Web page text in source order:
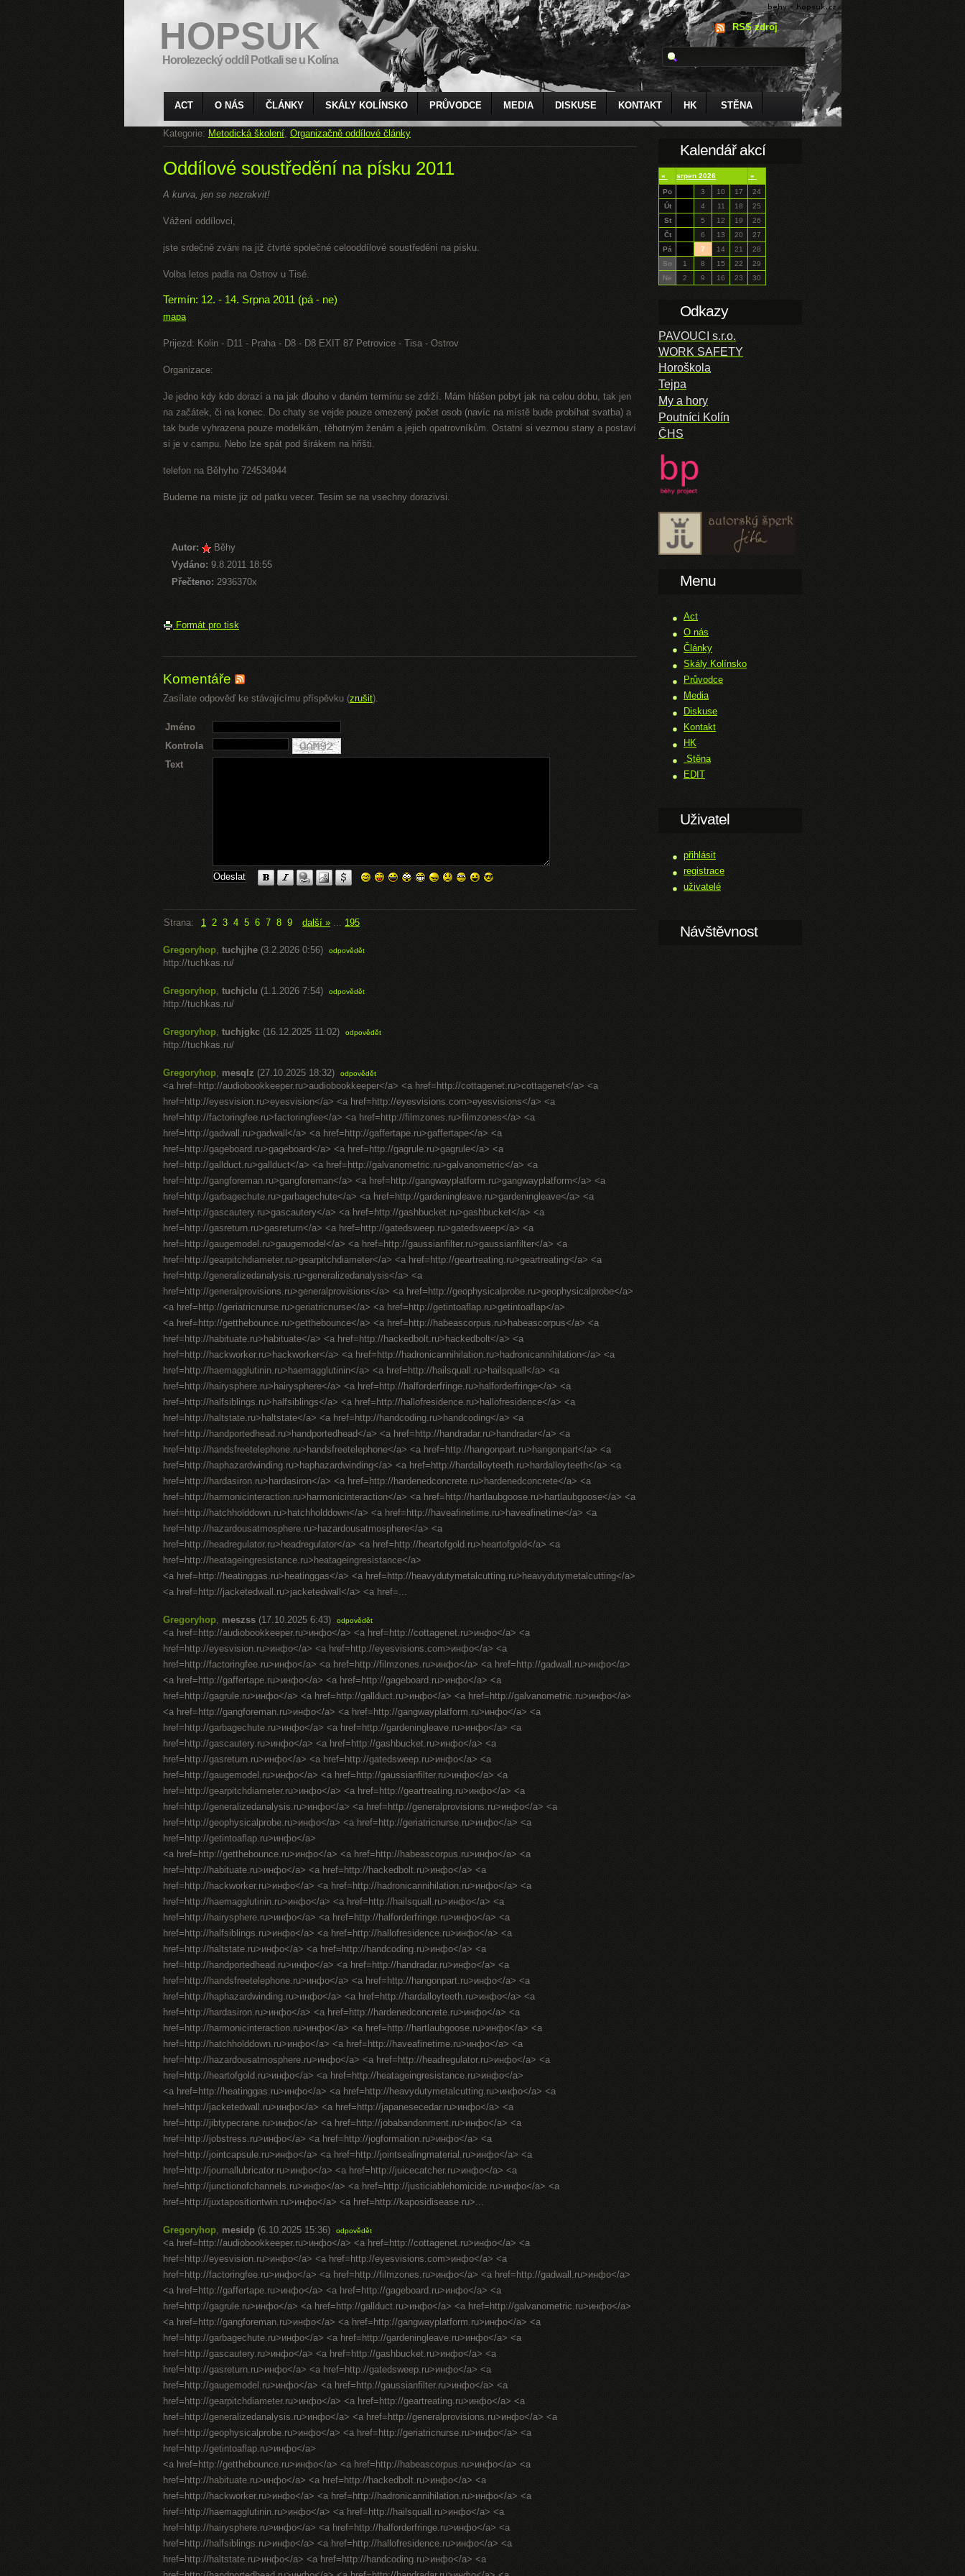
HOPSUK
Horolezecký oddíl Potkali se u Kolína
RSS zdroj
ACT O NÁS ČLÁNKY SKÁLY KOLÍNSKO PRŮVODCE MEDIA DISKUSE KONTAKT HK STĚNA
Kategorie: Metodická školení, Organizačně oddílové články
Oddílové soustředění na písku 2011
A kurva, jen se nezrakvit!
Vážení oddílovci,
jste srdečně zváni na již čtvrté společné celooddílové soustředění na písku.
Volba letos padla na Ostrov u Tisé.
Termín: 12. - 14. Srpna 2011 (pá - ne)
mapa
Prijezd: Kolin - D11 - Praha - D8 - D8 EXIT 87 Petrovice - Tisa - Ostrov
Organizace:
Je jedno kdy kdo dorazí a na jak dlouho v daném termínu se zdrží. Mám hlášen pobyt jak na celou dobu, tak jen
na začátek, či na konec. Do chaty se vejde pouze omezený počet osob (navíc na místě bude probíhat svatba) a
tak bude vyhrazena pouze modelkám, těhotným ženám a jejich opatrovníkům. Ostatní si vezmou stany a postaví
si je v campu. Nebo lze spát pod širákem na hřišti.
telefon na Běhyho 724534944
Budeme na miste jiz od patku vecer. Tesim se na vsechny dorazivsi.
Autor:
Běhy
Vydáno: 9.8.2011 18:55
Přečteno: 2936370x
Formát pro tisk
Komentáře
Zasílate odpověď ke stávajícímu příspěvku (zrušit).
Jméno
Kontrola
Text
Strana: 1 2 3 4 5 6 7 8 9 další » ... 195
Gregoryhop, tuchjjhe (3.2.2026 0:56) odpovědět
http://tuchkas.ru/
Gregoryhop, tuchjclu (1.1.2026 7:54) odpovědět
http://tuchkas.ru/
Gregoryhop, tuchjgkc (16.12.2025 11:02) odpovědět
http://tuchkas.ru/
Gregoryhop, mesqlz (27.10.2025 18:32) odpovědět
<a href=http://audiobookkeeper.ru>audiobookkeeper</a> <a href=http://cottagenet.ru>cottagenet</a> <a
href=http://eyesvision.ru>eyesvision</a> <a href=http://eyesvisions.com>eyesvisions</a> <a
href=http://factoringfee.ru>factoringfee</a> <a href=http://filmzones.ru>filmzones</a> <a
href=http://gadwall.ru>gadwall</a> <a href=http://gaffertape.ru>gaffertape</a> <a
href=http://gageboard.ru>gageboard</a> <a href=http://gagrule.ru>gagrule</a> <a
href=http://gallduct.ru>gallduct</a> <a href=http://galvanometric.ru>galvanometric</a> <a
href=http://gangforeman.ru>gangforeman</a> <a href=http://gangwayplatform.ru>gangwayplatform</a> <a
href=http://garbagechute.ru>garbagechute</a> <a href=http://gardeningleave.ru>gardeningleave</a> <a
href=http://gascautery.ru>gascautery</a> <a href=http://gashbucket.ru>gashbucket</a> <a
href=http://gasreturn.ru>gasreturn</a> <a href=http://gatedsweep.ru>gatedsweep</a> <a
href=http://gaugemodel.ru>gaugemodel</a> <a href=http://gaussianfilter.ru>gaussianfilter</a> <a
href=http://gearpitchdiameter.ru>gearpitchdiameter</a> <a href=http://geartreating.ru>geartreating</a> <a
href=http://generalizedanalysis.ru>generalizedanalysis</a> <a
href=http://generalprovisions.ru>generalprovisions</a> <a href=http://geophysicalprobe.ru>geophysicalprobe</a>
<a href=http://geriatricnurse.ru>geriatricnurse</a> <a href=http://getintoaflap.ru>getintoaflap</a>
<a href=http://getthebounce.ru>getthebounce</a> <a href=http://habeascorpus.ru>habeascorpus</a> <a
href=http://habituate.ru>habituate</a> <a href=http://hackedbolt.ru>hackedbolt</a> <a
href=http://hackworker.ru>hackworker</a> <a href=http://hadronicannihilation.ru>hadronicannihilation</a> <a
href=http://haemagglutinin.ru>haemagglutinin</a> <a href=http://hailsquall.ru>hailsquall</a> <a
href=http://hairysphere.ru>hairysphere</a> <a href=http://halforderfringe.ru>halforderfringe</a> <a
href=http://halfsiblings.ru>halfsiblings</a> <a href=http://hallofresidence.ru>hallofresidence</a> <a
href=http://haltstate.ru>haltstate</a> <a href=http://handcoding.ru>handcoding</a> <a
href=http://handportedhead.ru>handportedhead</a> <a href=http://handradar.ru>handradar</a> <a
href=http://handsfreetelephone.ru>handsfreetelephone</a> <a href=http://hangonpart.ru>hangonpart</a> <a
href=http://haphazardwinding.ru>haphazardwinding</a> <a href=http://hardalloyteeth.ru>hardalloyteeth</a> <a
href=http://hardasiron.ru>hardasiron</a> <a href=http://hardenedconcrete.ru>hardenedconcrete</a> <a
href=http://harmonicinteraction.ru>harmonicinteraction</a> <a href=http://hartlaubgoose.ru>hartlaubgoose</a> <a
href=http://hatchholddown.ru>hatchholddown</a> <a href=http://haveafinetime.ru>haveafinetime</a> <a
href=http://hazardousatmosphere.ru>hazardousatmosphere</a> <a
href=http://headregulator.ru>headregulator</a> <a href=http://heartofgold.ru>heartofgold</a> <a
href=http://heatageingresistance.ru>heatageingresistance</a>
<a href=http://heatinggas.ru>heatinggas</a> <a href=http://heavydutymetalcutting.ru>heavydutymetalcutting</a>
<a href=http://jacketedwall.ru>jacketedwall</a> <a href=...
Gregoryhop, meszss (17.10.2025 6:43) odpovědět
<a href=http://audiobookkeeper.ru>инфо</a> <a href=http://cottagenet.ru>инфо</a> <a
href=http://eyesvision.ru>инфо</a> <a href=http://eyesvisions.com>инфо</a> <a
href=http://factoringfee.ru>инфо</a> <a href=http://filmzones.ru>инфо</a> <a href=http://gadwall.ru>инфо</a>
<a href=http://gaffertape.ru>инфо</a> <a href=http://gageboard.ru>инфо</a> <a
href=http://gagrule.ru>инфо</a> <a href=http://gallduct.ru>инфо</a> <a href=http://galvanometric.ru>инфо</a>
<a href=http://gangforeman.ru>инфо</a> <a href=http://gangwayplatform.ru>инфо</a> <a
href=http://garbagechute.ru>инфо</a> <a href=http://gardeningleave.ru>инфо</a> <a
href=http://gascautery.ru>инфо</a> <a href=http://gashbucket.ru>инфо</a> <a
href=http://gasreturn.ru>инфо</a> <a href=http://gatedsweep.ru>инфо</a> <a
href=http://gaugemodel.ru>инфо</a> <a href=http://gaussianfilter.ru>инфо</a> <a
href=http://gearpitchdiameter.ru>инфо</a> <a href=http://geartreating.ru>инфо</a> <a
href=http://generalizedanalysis.ru>инфо</a> <a href=http://generalprovisions.ru>инфо</a> <a
href=http://geophysicalprobe.ru>инфо</a> <a href=http://geriatricnurse.ru>инфо</a> <a
href=http://getintoaflap.ru>инфо</a>
<a href=http://getthebounce.ru>инфо</a> <a href=http://habeascorpus.ru>инфо</a> <a
href=http://habituate.ru>инфо</a> <a href=http://hackedbolt.ru>инфо</a> <a
href=http://hackworker.ru>инфо</a> <a href=http://hadronicannihilation.ru>инфо</a> <a
href=http://haemagglutinin.ru>инфо</a> <a href=http://hailsquall.ru>инфо</a> <a
href=http://hairysphere.ru>инфо</a> <a href=http://halforderfringe.ru>инфо</a> <a
href=http://halfsiblings.ru>инфо</a> <a href=http://hallofresidence.ru>инфо</a> <a
href=http://haltstate.ru>инфо</a> <a href=http://handcoding.ru>инфо</a> <a
href=http://handportedhead.ru>инфо</a> <a href=http://handradar.ru>инфо</a> <a
href=http://handsfreetelephone.ru>инфо</a> <a href=http://hangonpart.ru>инфо</a> <a
href=http://haphazardwinding.ru>инфо</a> <a href=http://hardalloyteeth.ru>инфо</a> <a
href=http://hardasiron.ru>инфо</a> <a href=http://hardenedconcrete.ru>инфо</a> <a
href=http://harmonicinteraction.ru>инфо</a> <a href=http://hartlaubgoose.ru>инфо</a> <a
href=http://hatchholddown.ru>инфо</a> <a href=http://haveafinetime.ru>инфо</a> <a
href=http://hazardousatmosphere.ru>инфо</a> <a href=http://headregulator.ru>инфо</a> <a
href=http://heartofgold.ru>инфо</a> <a href=http://heatageingresistance.ru>инфо</a>
<a href=http://heatinggas.ru>инфо</a> <a href=http://heavydutymetalcutting.ru>инфо</a> <a
href=http://jacketedwall.ru>инфо</a> <a href=http://japanesecedar.ru>инфо</a> <a
href=http://jibtypecrane.ru>инфо</a> <a href=http://jobabandonment.ru>инфо</a> <a
href=http://jobstress.ru>инфо</a> <a href=http://jogformation.ru>инфо</a> <a
href=http://jointcapsule.ru>инфо</a> <a href=http://jointsealingmaterial.ru>инфо</a> <a
href=http://journallubricator.ru>инфо</a> <a href=http://juicecatcher.ru>инфо</a> <a
href=http://junctionofchannels.ru>инфо</a> <a href=http://justiciablehomicide.ru>инфо</a> <a
href=http://juxtapositiontwin.ru>инфо</a> <a href=http://kaposidisease.ru>...
Gregoryhop, mesidp (6.10.2025 15:36) odpovědět
<a href=http://audiobookkeeper.ru>инфо</a> <a href=http://cottagenet.ru>инфо</a> <a
href=http://eyesvision.ru>инфо</a> <a href=http://eyesvisions.com>инфо</a> <a
href=http://factoringfee.ru>инфо</a> <a href=http://filmzones.ru>инфо</a> <a href=http://gadwall.ru>инфо</a>
<a href=http://gaffertape.ru>инфо</a> <a href=http://gageboard.ru>инфо</a> <a
href=http://gagrule.ru>инфо</a> <a href=http://gallduct.ru>инфо</a> <a href=http://galvanometric.ru>инфо</a>
<a href=http://gangforeman.ru>инфо</a> <a href=http://gangwayplatform.ru>инфо</a> <a
href=http://garbagechute.ru>инфо</a> <a href=http://gardeningleave.ru>инфо</a> <a
href=http://gascautery.ru>инфо</a> <a href=http://gashbucket.ru>инфо</a> <a
href=http://gasreturn.ru>инфо</a> <a href=http://gatedsweep.ru>инфо</a> <a
href=http://gaugemodel.ru>инфо</a> <a href=http://gaussianfilter.ru>инфо</a> <a
href=http://gearpitchdiameter.ru>инфо</a> <a href=http://geartreating.ru>инфо</a> <a
href=http://generalizedanalysis.ru>инфо</a> <a href=http://generalprovisions.ru>инфо</a> <a
href=http://geophysicalprobe.ru>инфо</a> <a href=http://geriatricnurse.ru>инфо</a> <a
href=http://getintoaflap.ru>инфо</a>
<a href=http://getthebounce.ru>инфо</a> <a href=http://habeascorpus.ru>инфо</a> <a
href=http://habituate.ru>инфо</a> <a href=http://hackedbolt.ru>инфо</a> <a
href=http://hackworker.ru>инфо</a> <a href=http://hadronicannihilation.ru>инфо</a> <a
href=http://haemagglutinin.ru>инфо</a> <a href=http://hailsquall.ru>инфо</a> <a
href=http://hairysphere.ru>инфо</a> <a href=http://halforderfringe.ru>инфо</a> <a
href=http://halfsiblings.ru>инфо</a> <a href=http://hallofresidence.ru>инфо</a> <a
href=http://haltstate.ru>инфо</a> <a href=http://handcoding.ru>инфо</a> <a
Kalendář akcí
« srpen 2026
»
Po
3 10 17
24
Út
4 11 18
25
St
5 12 19
26
Čt
6 13 20
27
Pá
7 14 21
28
So
1 8 15 22
29
Ne
2 9 16 23 30
Odkazy
PAVOUCI s.r.o.
WORK SAFETY
Horoškola
Tejpa
My a hory
Poutníci Kolín
ČHS
Menu
Act
O nás
Články
Skály Kolínsko
Průvodce
Media
Diskuse
Kontakt
HK
Stěna
EDIT
Uživatel
přihlásit
registrace
uživatelé
Návštěvnost